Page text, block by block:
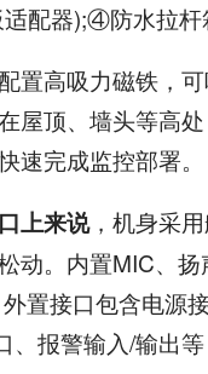
配器);④防水拉杆
高吸力磁铁，可
屋顶、墙头等高
速完成监控部署。
上来说，机身采用
动。内置MIC、
置接口包含电源
、报警输入/输出